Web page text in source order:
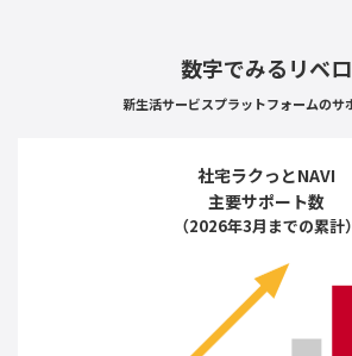
数字でみるリベロ
新生活サービスプラットフォームのサ
社宅ラクっとNAVI
主要サポート数
（2026年3月までの累計）